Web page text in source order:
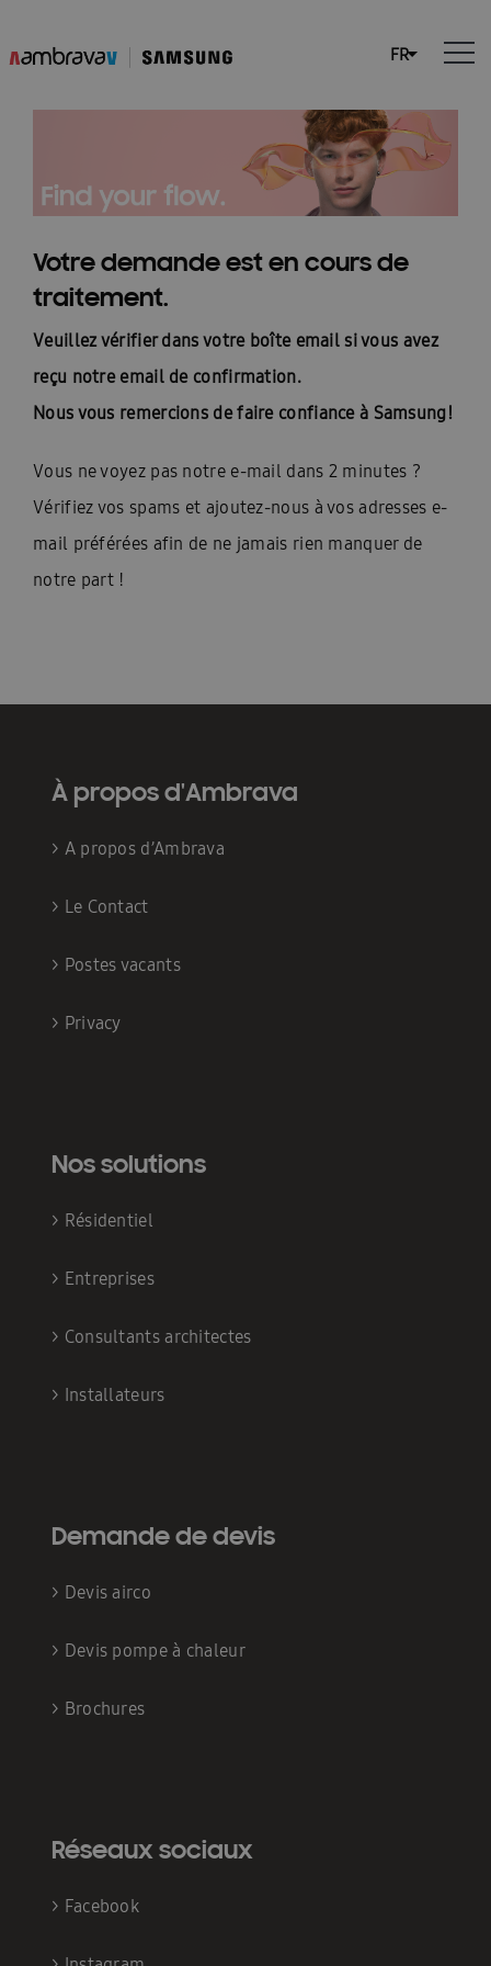
Votre demande est en cours de
traitement.
Veuillez vérifier dans votre boîte email si vous avez
reçu notre email de confirmation.
Nous vous remercions de faire confiance à Samsung!
Vous ne voyez pas notre e-mail dans 2 minutes ?
Vérifiez vos spams et ajoutez-nous à vos adresses e-
mail préférées afin de ne jamais rien manquer de
notre part !
À propos d'Ambrava
> A propos d’Ambrava
> Le Contact
> Postes vacants
> Privacy
Nos solutions
> Résidentiel
> Entreprises
> Consultants architectes
> Installateurs
Demande de devis
> Devis airco
> Devis pompe à chaleur
> Brochures
Réseaux sociaux
> Facebook